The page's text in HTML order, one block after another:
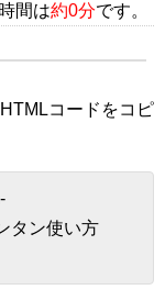
間は約0分です。
コードをコピ
タン使い方